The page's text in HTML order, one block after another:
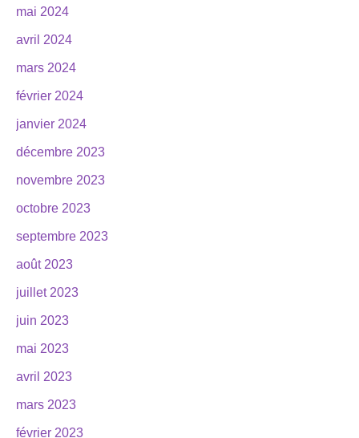
mai 2024
avril 2024
mars 2024
février 2024
janvier 2024
décembre 2023
novembre 2023
octobre 2023
septembre 2023
août 2023
juillet 2023
juin 2023
mai 2023
avril 2023
mars 2023
février 2023